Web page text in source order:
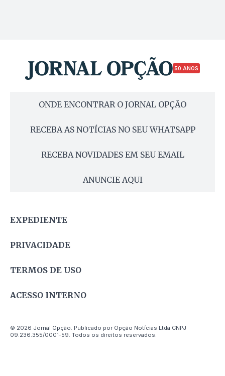
50 ANOS
ONDE ENCONTRAR O JORNAL OPÇÃO
RECEBA AS NOTÍCIAS NO SEU WHATSAPP
RECEBA NOVIDADES EM SEU EMAIL
ANUNCIE AQUI
EXPEDIENTE
PRIVACIDADE
TERMOS DE USO
ACESSO INTERNO
© 2026 Jornal Opção. Publicado por Opção Notícias Ltda CNPJ
09.236.355/0001-59. Todos os direitos reservados.